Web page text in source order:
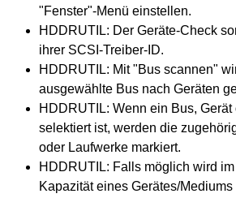
"Fenster"-Menü einstellen.
HDDRUTIL: Der Geräte-Check
ihrer SCSI-Treiber-ID.
HDDRUTIL: Mit "Bus scannen"
ausgewählte Bus nach Geräten
HDDRUTIL: Wenn ein Bus,
selektiert ist, werden die
oder Laufwerke markiert.
HDDRUTIL: Falls möglich wird
Kapazität eines Gerätes/